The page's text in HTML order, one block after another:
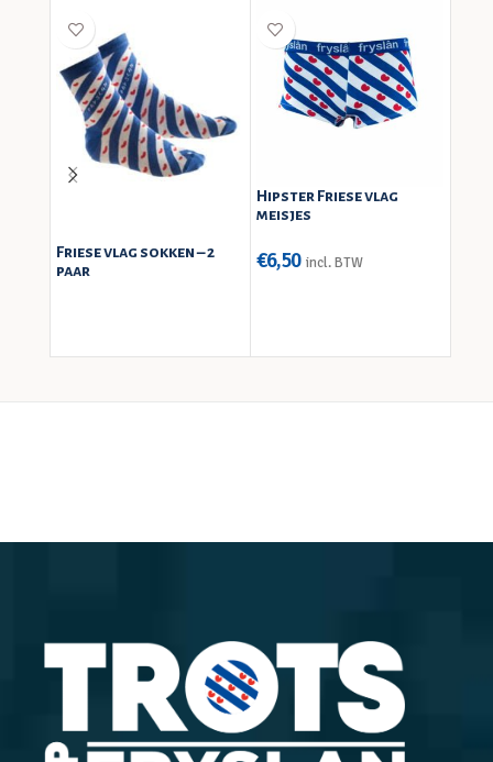
Friese vlag sokken – 2
paar
Hipster Friese vlag
meisjes
€6,50 incl. BTW